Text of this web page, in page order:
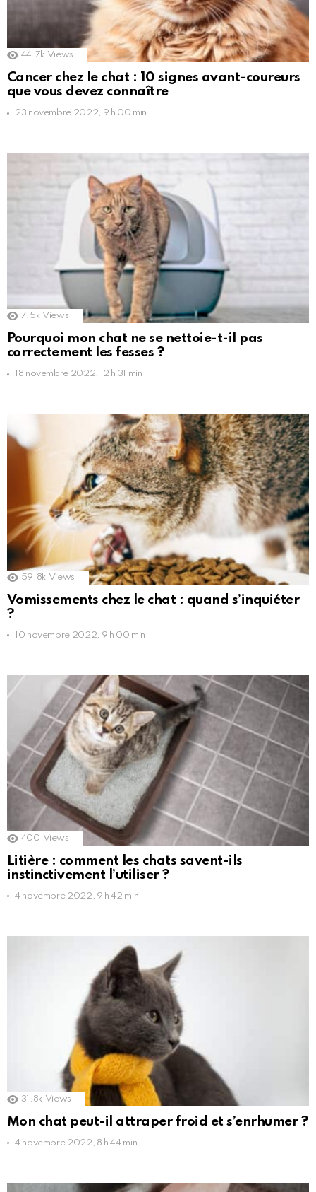
44.7k Views
Cancer chez le chat : 10 signes avant-coureurs
que vous devez connaître
23 novembre 2022, 9 h 00 min
7.5k Views
Pourquoi mon chat ne se nettoie-t-il pas
correctement les fesses ?
18 novembre 2022, 12 h 31 min
59.8k Views
Vomissements chez le chat : quand s’inquiéter
?
10 novembre 2022, 9 h 00 min
400 Views
Litière : comment les chats savent-ils
instinctivement l’utiliser ?
4 novembre 2022, 9 h 42 min
31.8k Views
Mon chat peut-il attraper froid et s’enrhumer ?
4 novembre 2022, 8 h 44 min